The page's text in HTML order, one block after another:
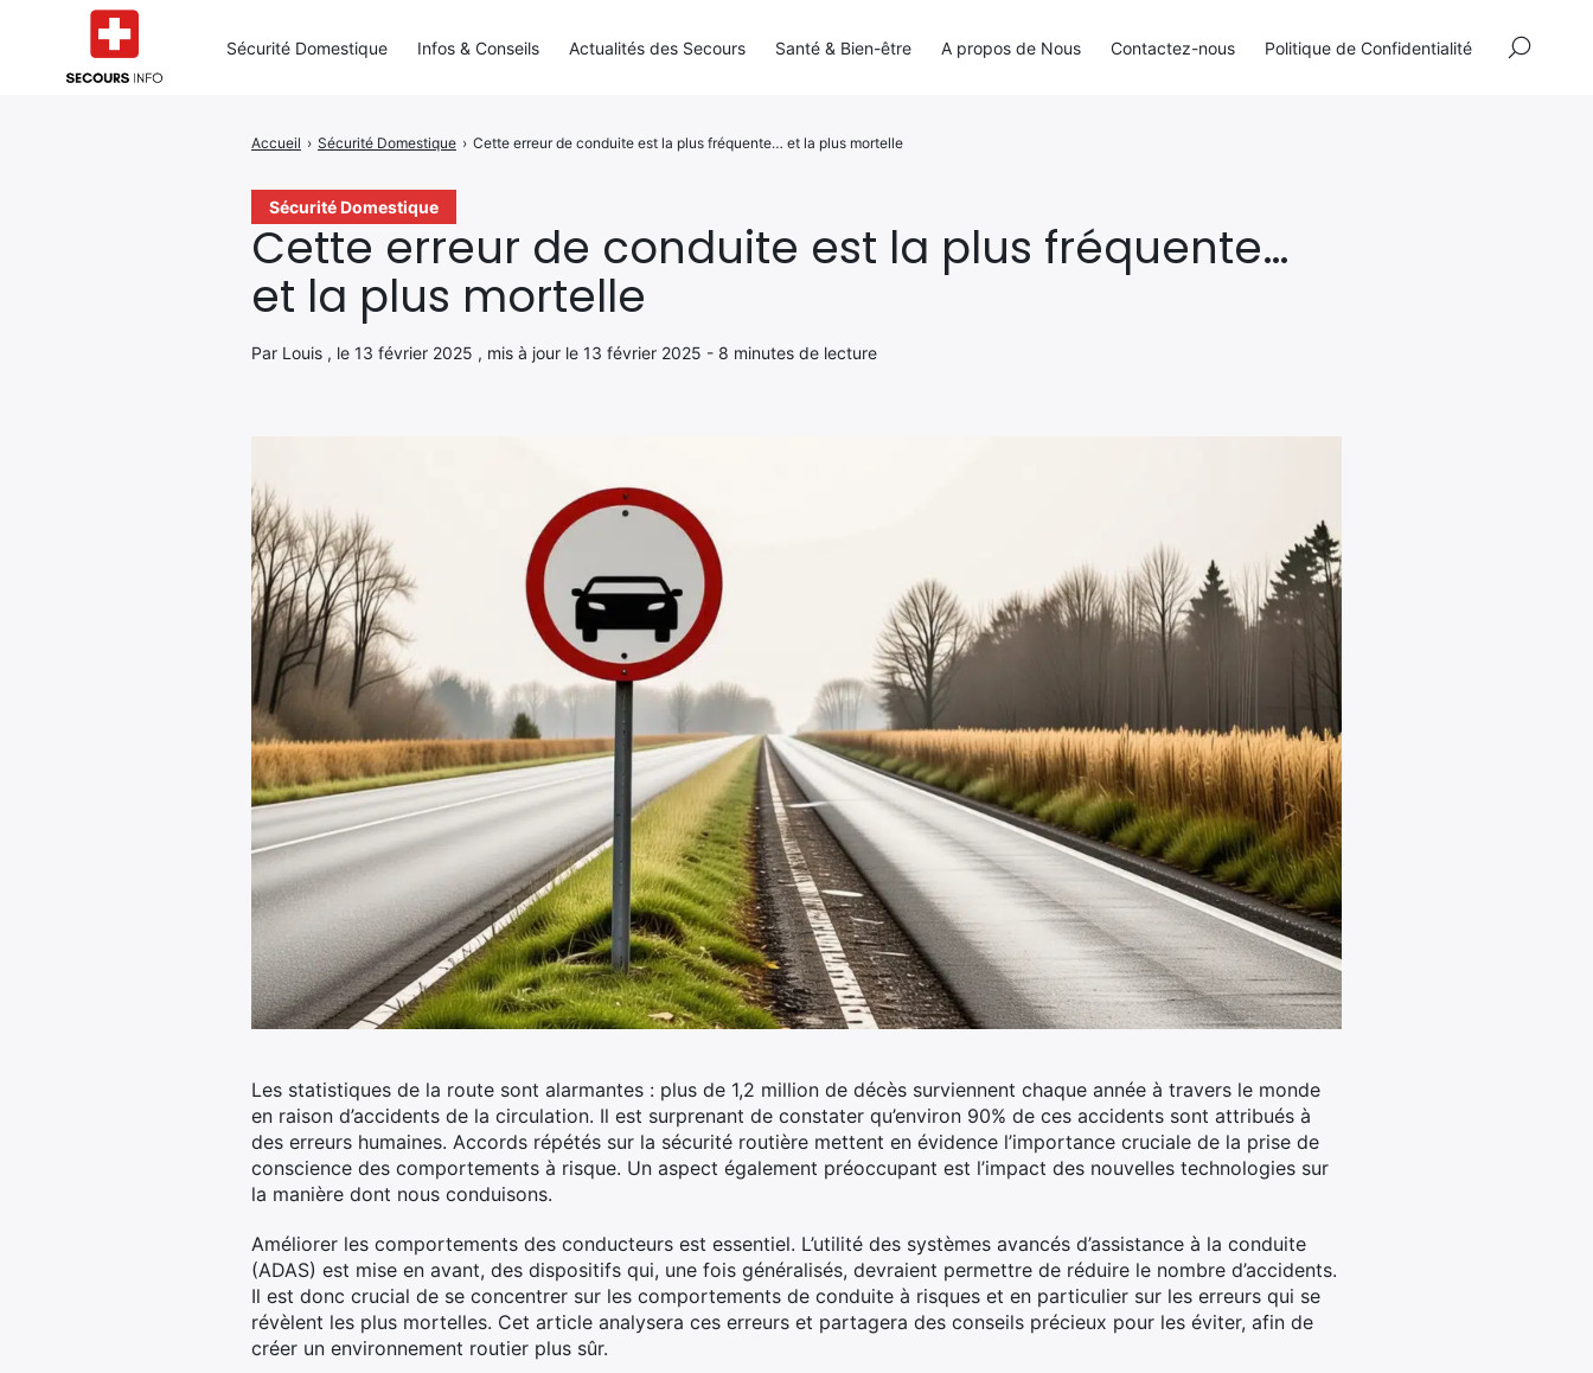
Sécurité Domestique
Cette erreur de conduite est la plus fréquente…
et la plus mortelle
Par Louis , le 13 février 2025 , mis à jour le 13 février 2025 - 8 minutes de lecture
Accueil › Sécurité Domestique › Cette erreur de conduite est la plus fréquente… et la plus mortelle
Les statistiques de la route sont alarmantes : plus de 1,2 million de décès surviennent chaque année à travers le monde
en raison d’accidents de la circulation. Il est surprenant de constater qu’environ 90% de ces accidents sont attribués à
des erreurs humaines. Accords répétés sur la sécurité routière mettent en évidence l’importance cruciale de la prise de
conscience des comportements à risque. Un aspect également préoccupant est l’impact des nouvelles technologies sur
la manière dont nous conduisons.
Améliorer les comportements des conducteurs est essentiel. L’utilité des systèmes avancés d’assistance à la conduite
(ADAS) est mise en avant, des dispositifs qui, une fois généralisés, devraient permettre de réduire le nombre d’accidents.
Il est donc crucial de se concentrer sur les comportements de conduite à risques et en particulier sur les erreurs qui se
révèlent les plus mortelles. Cet article analysera ces erreurs et partagera des conseils précieux pour les éviter, afin de
créer un environnement routier plus sûr.
Sécurité Domestique Infos & Conseils Actualités des Secours Santé & Bien-être A propos de Nous Contactez-nous Politique de Confidentialité
Rechercher